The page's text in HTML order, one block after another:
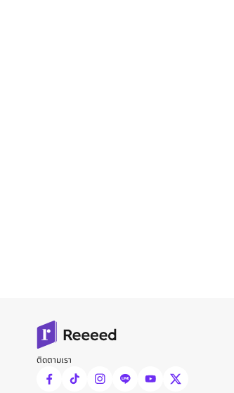
ติดตามเรา